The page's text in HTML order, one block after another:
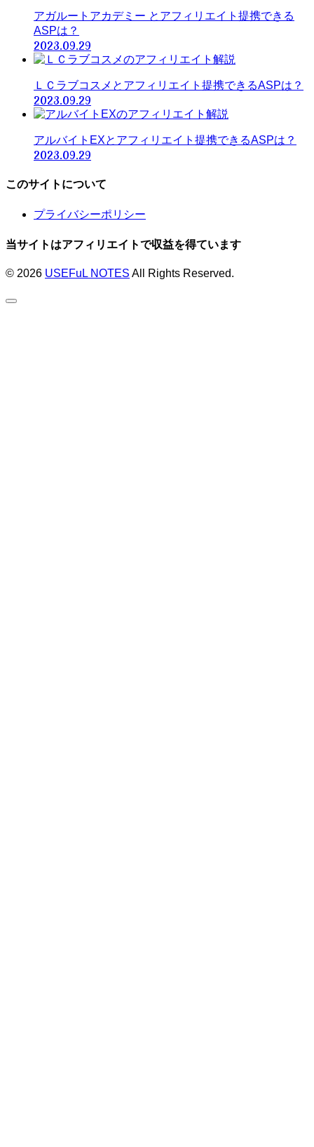
アガルートアカデミー とアフィリエイト提携できる
ASPは？
2023.09.29
ＬＣラブコスメとアフィリエイト提携できるASPは？
2023.09.29
アルバイトEXとアフィリエイト提携できるASPは？
2023.09.29
このサイトについて
プライバシーポリシー
当サイトはアフィリエイトで収益を得ています
© 2026 USEFuL NOTES All Rights Reserved.